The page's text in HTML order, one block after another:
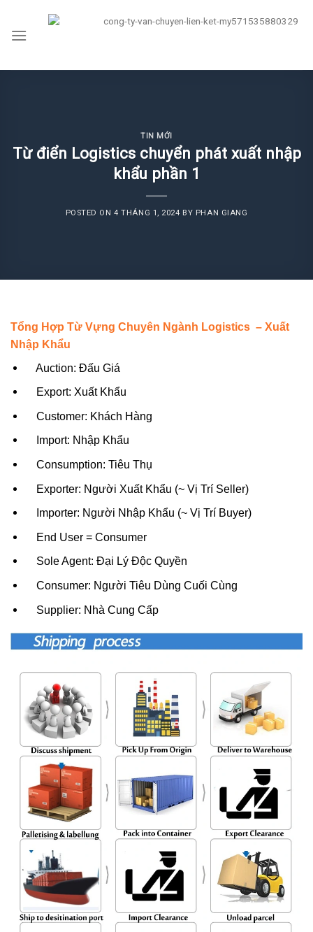
content
TIN MỚI
Từ điển Logistics chuyển phát xuất nhập
khẩu phần 1
POSTED ON4 THÁNG 1, 2024 BY PHAN GIANG
Tổng Hợp Từ Vựng Chuyên Ngành Logistics – Xuất
Nhập Khẩu
Auction: Đấu Giá
Export: Xuất Khẩu
Customer: Khách Hàng
Import: Nhập Khẩu
Consumption: Tiêu Thụ
Exporter: Người Xuất Khẩu (~ Vị Trí Seller)
Importer: Người Nhập Khẩu (~ Vị Trí Buyer)
End User = Consumer
Sole Agent: Đại Lý Độc Quyền
Consumer: Người Tiêu Dùng Cuối Cùng
Supplier: Nhà Cung Cấp